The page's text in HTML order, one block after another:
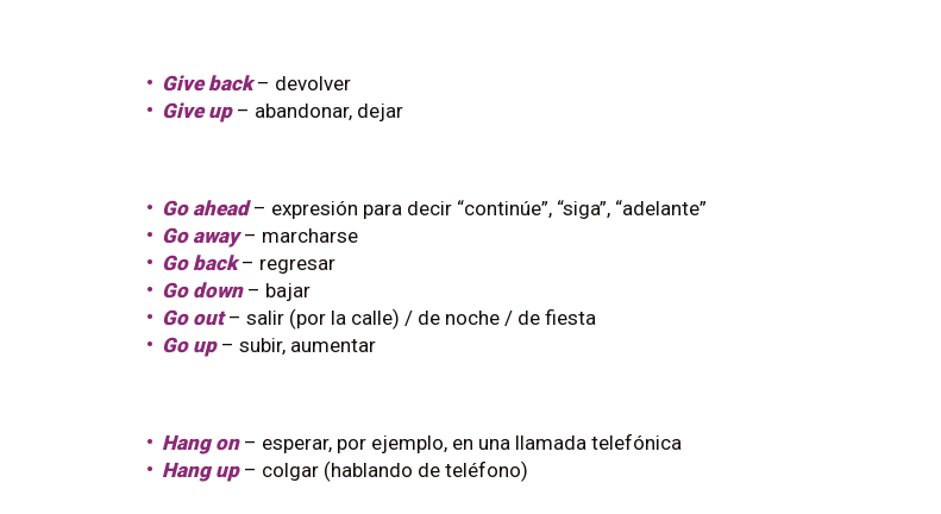
Give back– devolver
Give up – abandonar, dejar
Go ahead– expresión para decir “continúe”, “siga”, “adelante”
Go away– marcharse
Go back– regresar
Go down– bajar
Go out– salir (por la calle) / de noche / de fiesta
Go up – subir, aumentar
Hang on – esperar, por ejemplo, en una llamada telefónica
Hang up– colgar (hablando de teléfono)